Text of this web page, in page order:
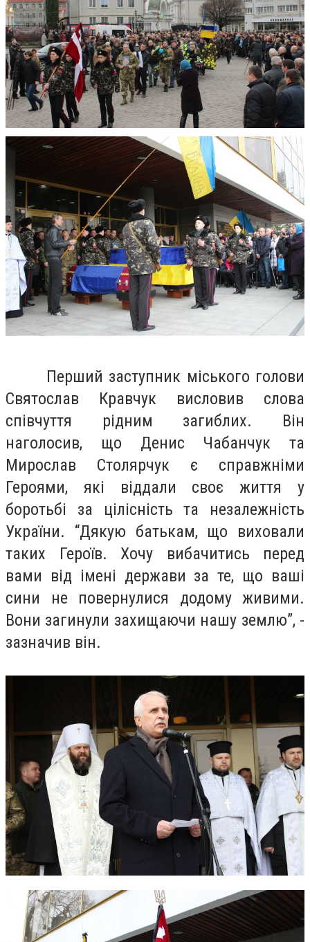
Перший заступник міського голови
Святослав Кравчук висловив слова
співчуття рідним загиблих. Він
наголосив, що Денис Чабанчук та
Мирослав Столярчук є справжніми
Героями, які віддали своє життя у
боротьбі за цілісність та незалежність
України. “Дякую батькам, що виховали
таких Героїв. Хочу вибачитись перед
вами від імені держави за те, що ваші
сини не повернулися додому живими.
Вони загинули захищаючи нашу землю”, -
зазначив він.